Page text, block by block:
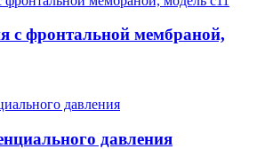
с фронтальной мембраной,
давления